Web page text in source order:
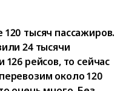
тысяч пассажиров.
24 тысячи
рейсов, то сейчас
около 120